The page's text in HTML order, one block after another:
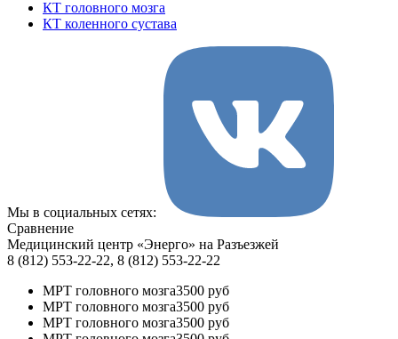
КТ головного мозга
КТ коленного сустава
Мы в социальных сетях:
Сравнение
Медицинский центр «Энерго» на Разъезжей
8 (812) 553-22-22, 8 (812) 553-22-22
МРТ головного мозга3500 руб
МРТ головного мозга3500 руб
МРТ головного мозга3500 руб